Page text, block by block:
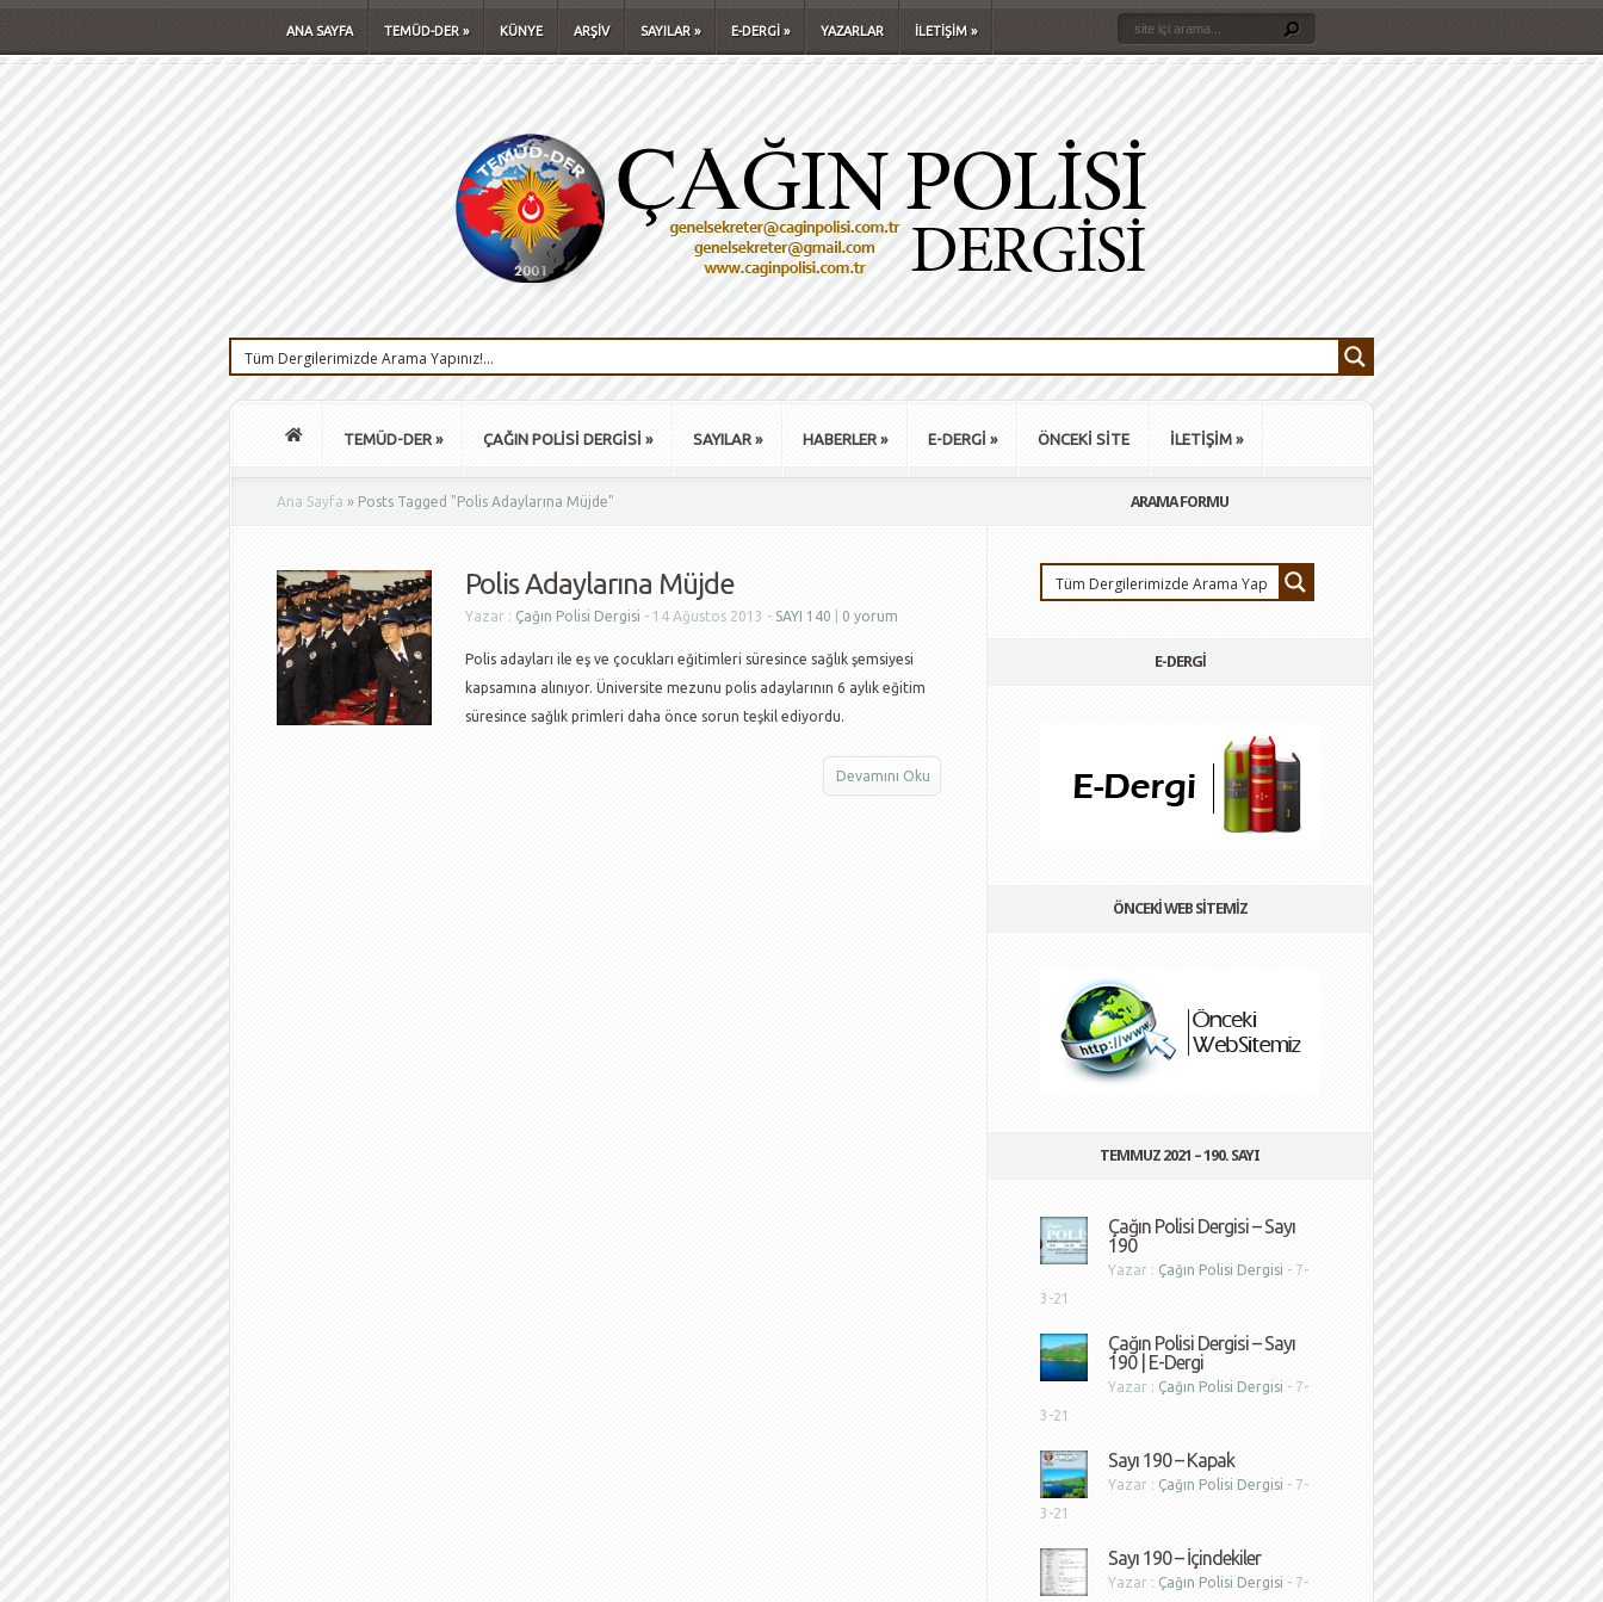
ANA SAYFA TEMÜD-DER » KÜNYE ARŞİV SAYILAR» E-DERGİ » YAZARLAR İLETİŞİM »
TEMÜD-DER » ÇAĞIN POLİSİ DERGİSİ » SAYILAR » HABERLER » E-DERGİ » ÖNCEKİ SİTE İLETİŞİM »
Ana Sayfa » Posts Tagged "Polis Adaylarına Müjde"
Polis Adaylarına Müjde
Yazar : Çağın Polisi Dergisi - 14 Ağustos 2013 - SAYI 140 0 yorum
Polis adayları ile eş ve çocukları eğitimleri süresince sağlık şemsiyesi
kapsamına alınıyor. Üniversite mezunu polis adaylarının 6 aylık eğitim
süresince sağlık primleri daha önce sorun teşkil ediyordu.
Devamını Oku
ARAMA FORMU
E-DERGİ
ÖNCEKİ WEB SİTEMİZ
TEMMUZ 2021 – 190. SAYI
Çağın Polisi Dergisi – Sayı
190
Yazar : Çağın Polisi Dergisi - 7-
3-21
Çağın Polisi Dergisi – Sayı
190 | E-Dergi
Yazar : Çağın Polisi Dergisi - 7-
3-21
Sayı 190 – Kapak
Yazar : Çağın Polisi Dergisi - 7-
3-21
Sayı 190 – İçindekiler
Yazar : Çağın Polisi Dergisi - 7-